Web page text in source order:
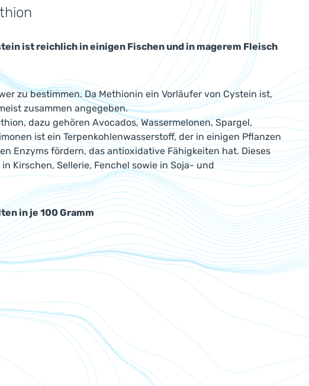
ist reichlich in einigen Fischen und in magerem Fleisch
zu bestimmen. Da Methionin ein Vorläufer von Cystein ist,
zusammen angegeben.
dazu gehören Avocados, Wassermelonen, Spargel,
ist ein Terpenkohlenwasserstoff, der in einigen Pflanzen
Enzyms fördern, das antioxidative Fähigkeiten hat. Dieses
Kirschen, Sellerie, Fenchel sowie in Soja- und
in je 100 Gramm